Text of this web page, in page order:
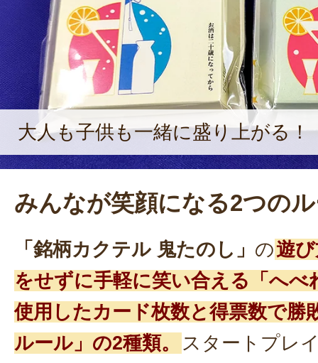
大人も子供も一緒に盛り上がる！
みんなが笑顔になる2つの
「銘柄カクテル 鬼たのし」 の遊
をせずに手軽に笑い合える「へべ
使用したカード枚数と得票数で勝
ルール」の2種類。
スタートプレ